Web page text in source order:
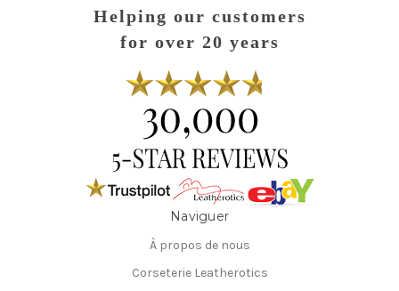
Helping our customers
for over 20 years
Naviguer
À propos de nous
Corseterie Leatherotics